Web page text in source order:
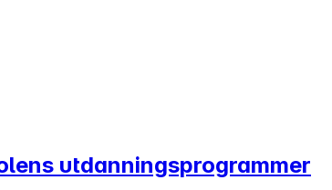
utdanningsprogrammer